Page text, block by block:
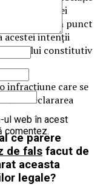
a acestei
scop, din punct
acestei intenţii
constitutiv
infracţiune care se
în declararea
ce parere
de fals facut de
aceasta
legale?
ul web în acest
comentez.